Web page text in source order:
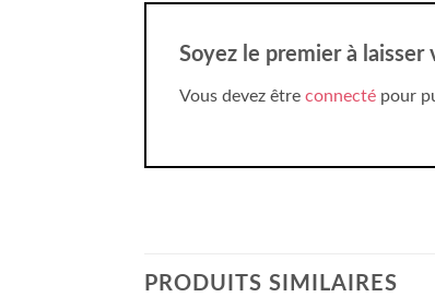
Soyez le premier à laisser
Vous devez être connecté pour
PRODUITS SIMILAIRES